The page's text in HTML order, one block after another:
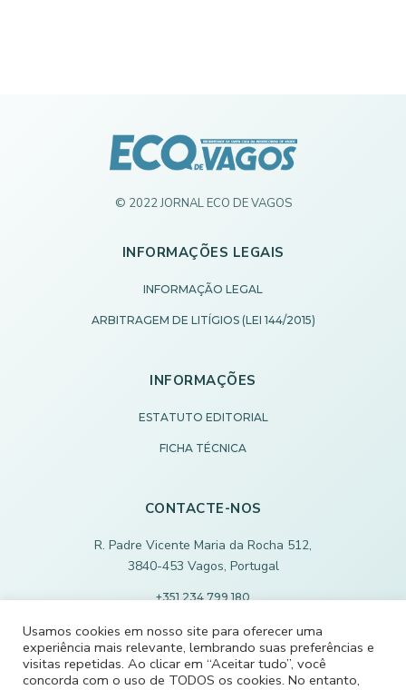
© 2022 JORNAL ECO DE VAGOS
INFORMAÇÕES LEGAIS
INFORMAÇÃO LEGAL
ARBITRAGEM DE LITÍGIOS (LEI 144/2015)
INFORMAÇÕES
ESTATUTO EDITORIAL
FICHA TÉCNICA
CONTACTE-NOS
R. Padre Vicente Maria da Rocha 512,
3840-453 Vagos, Portugal
+351 234 799 180
ECODEVAGOS@SCMVAGOS.EU
Usamos cookies em nosso site para oferecer uma
experiência mais relevante, lembrando suas preferências e
visitas repetidas. Ao clicar em “Aceitar tudo”, você
concorda com o uso de TODOS os cookies. No entanto,